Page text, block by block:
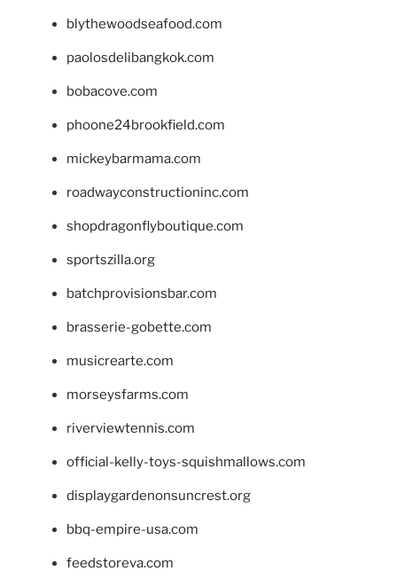
blythewoodseafood.com
paolosdelibangkok.com
bobacove.com
phoone24brookfield.com
mickeybarmama.com
roadwayconstructioninc.com
shopdragonflyboutique.com
sportszilla.org
batchprovisionsbar.com
brasserie-gobette.com
musicrearte.com
morseysfarms.com
riverviewtennis.com
official-kelly-toys-squishmallows.com
displaygardenonsuncrest.org
bbq-empire-usa.com
feedstoreva.com